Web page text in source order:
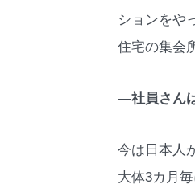
ションをや
住宅の集会
―社員さん
今は日本人
大体3カ月